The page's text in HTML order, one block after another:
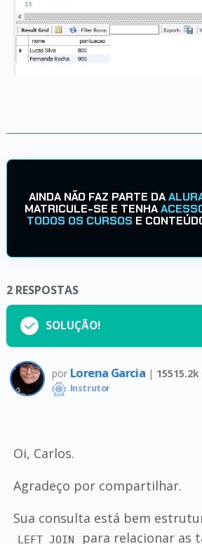
AINDA NÃO FAZ PARTE DA
MATRICULE-SE E TENHA
TODOS OS CURSOS E
2 RESPOSTAS
SOLUÇÃO!
por Lorena Garcia | 15515.2k
Instrutor
Oi, Carlos.
Agradeço por compartilhar.
Sua consulta está bem
LEFT JOIN para relacionar as